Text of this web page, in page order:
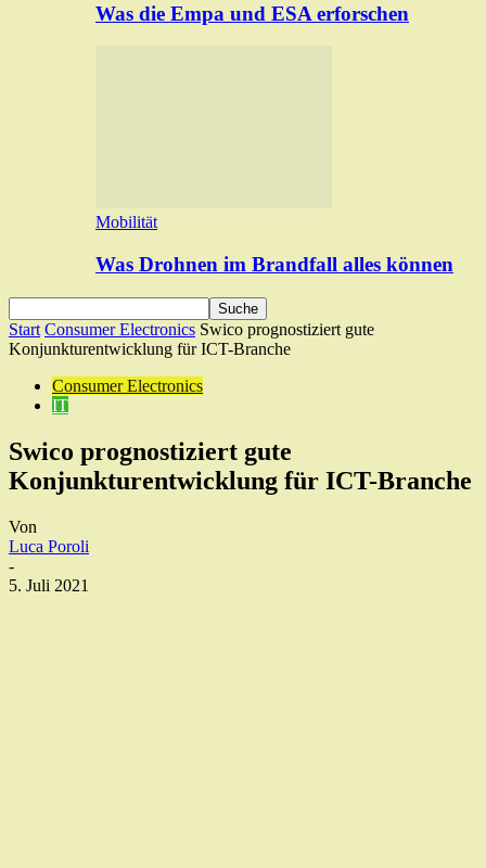
Was die Empa und ESA erforschen
Mobilität
Was Drohnen im Brandfall alles können
Start Consumer Electronics Swico prognostiziert gute
Konjunkturentwicklung für ICT-Branche
Consumer Electronics
IT
Swico prognostiziert gute
Konjunkturentwicklung für ICT-Branche
Von
Luca Poroli
-
5. Juli 2021